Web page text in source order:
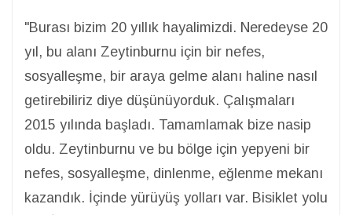
"Burası bizim 20 yıllık hayalimizdi. Neredeyse 20
yıl, bu alanı Zeytinburnu için bir nefes,
sosyalleşme, bir araya gelme alanı haline nasıl
getirebiliriz diye düşünüyorduk. Çalışmaları
2015 yılında başladı. Tamamlamak bize nasip
oldu. Zeytinburnu ve bu bölge için yepyeni bir
nefes, sosyalleşme, dinlenme, eğlenme mekanı
kazandık. İçinde yürüyüş yolları var. Bisiklet yolu